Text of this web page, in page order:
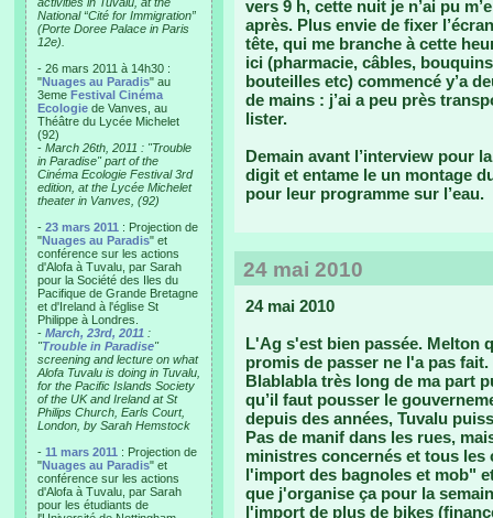
National “Cité for Immigration”
(Porte Doree Palace in Paris
12e).
- 26 mars 2011 à 14h30 :
"Nuages au Paradis" au
3eme Festival Cinéma
Ecologie de Vanves, au
Théâtre du Lycée Michelet
(92)
- March 26th, 2011 : "Trouble
in Paradise" part of the
Cinéma Ecologie Festival 3rd
edition, at the Lycée Michelet
theater in Vanves, (92)
- 23 mars 2011 : Projection de
"Nuages au Paradis" et
conférence sur les actions
d'Alofa à Tuvalu, par Sarah
pour la Société des Iles du
Pacifique de Grande Bretagne
et d'Ireland à l'église St
Philippe à Londres.
- March, 23rd, 2011 :
"Trouble in Paradise"
screening and lecture on what
Alofa Tuvalu is doing in Tuvalu,
for the Pacific Islands Society
of the UK and Ireland at St
Philips Church, Earls Court,
London, by Sarah Hemstock
- 11 mars 2011 : Projection de
"Nuages au Paradis" et
conférence sur les actions
d'Alofa à Tuvalu, par Sarah
pour les étudiants de
vers 9 h, cette nuit je n’ai pu
après. Plus envie de fixer
tête, qui me branche à cette
ici (pharmacie, câbles,
bouteilles etc) commencé y’a
de mains : j’ai a peu près
lister.
Demain avant l’interview pour
digit et entame le un montage
pour leur programme sur l’eau.
24 mai 2010
24 mai 2010
L'Ag s'est bien passée. Melton
promis de passer ne l'a pas
Blablabla très long de ma part
qu’il faut pousser le
depuis des années, Tuvalu
Pas de manif dans les rues,
ministres concernés et tous
l'import des bagnoles et mob"
que j'organise ça pour la
l'import de plus de bikes